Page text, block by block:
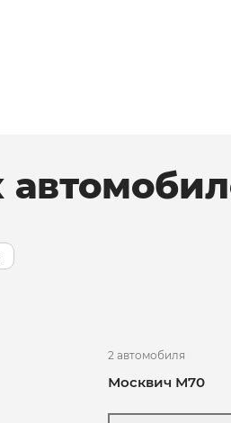
2 автомобиля
Москвич М70